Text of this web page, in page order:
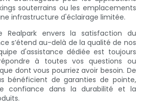
souterrains ou les emplacements
infrastructure d'éclairage limitée.
Realpark envers la satisfaction du
s’étend au-delà de la qualité de nos
d'assistance dédiée est toujours
à toutes vos questions ou
dont vous pourriez avoir besoin. De
bénéficient de garanties de pointe,
confiance dans la durabilité et la